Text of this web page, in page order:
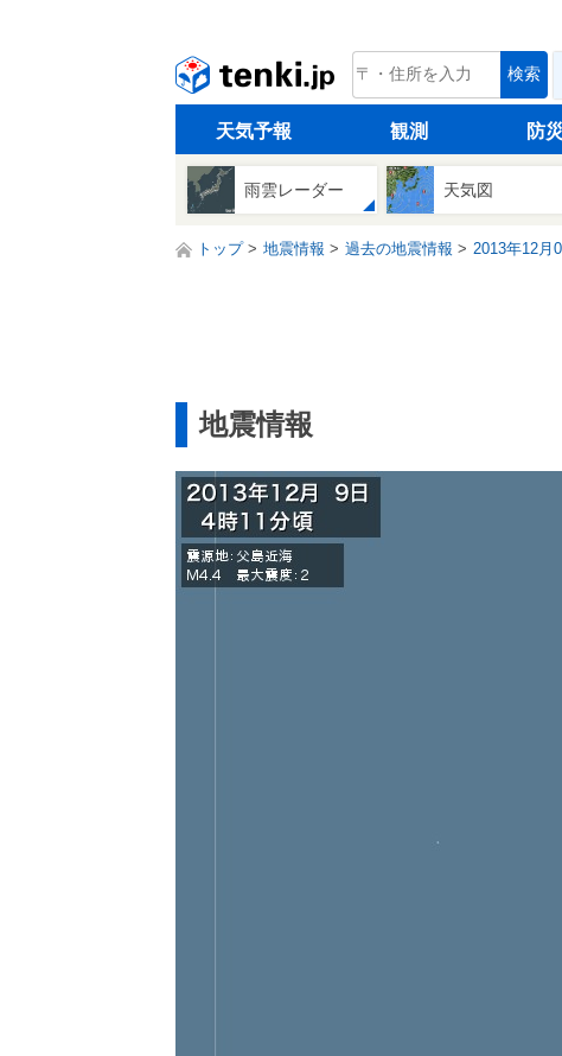
tenki.jp 検索
天気予報 観測 防
雨雲レーダー 天気図
トップ 地震情報 過去の地震情報 2013年12月
地震情報